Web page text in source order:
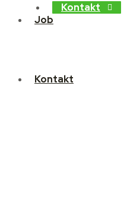
Kontakt
Job
Kontakt